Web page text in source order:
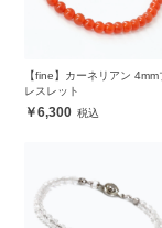
【fine】カーネリアン 4mm
レスレット
6,300